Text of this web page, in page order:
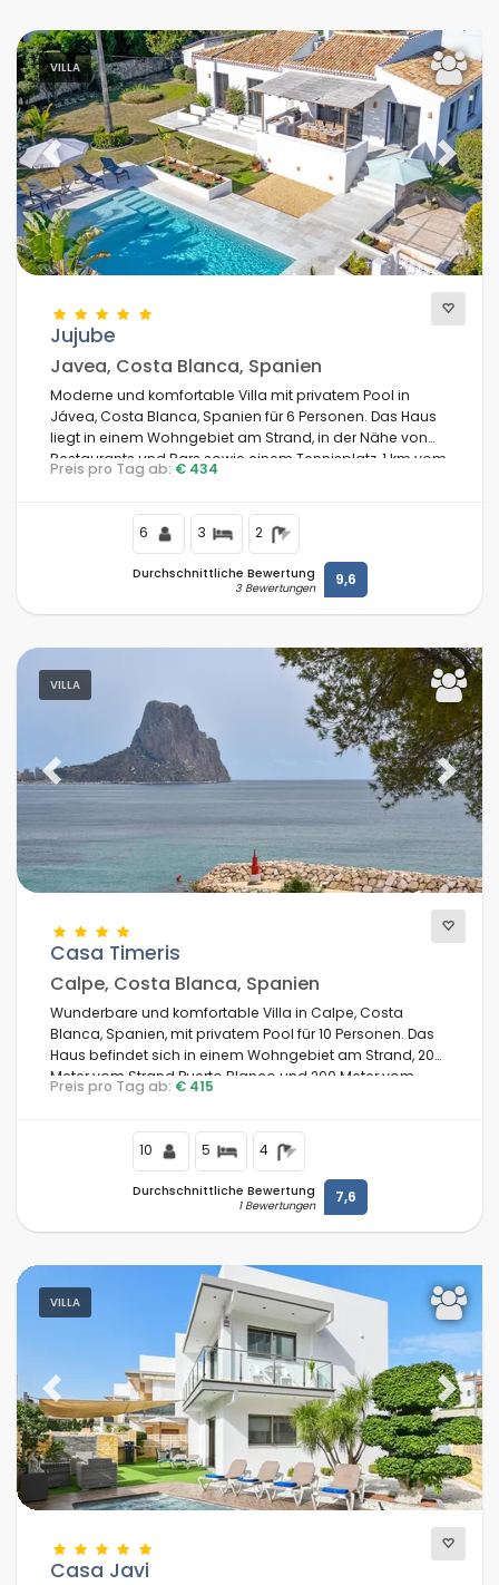
VILLA
Previous Next
Jujube
Javea, Costa Blanca, Spanien
Moderne und komfortable Villa mit privatem Pool in
Jávea, Costa Blanca, Spanien für 6 Personen. Das Haus
liegt in einem Wohngebiet am Strand, in der Nähe von
Restaurants und Bars sowie einem Tennisplatz, 1 km vom
Strand La Caleta de Dins, Jávea und 1 km vom
Preis pro Tag ab: € 434
6 3 2
Durchschnittliche Bewertung
3 Bewertungen 9,6
VILLA
Previous Next
Casa Timeris
Calpe, Costa Blanca, Spanien
Wunderbare und komfortable Villa in Calpe, Costa
Blanca, Spanien, mit privatem Pool für 10 Personen. Das
Haus befindet sich in einem Wohngebiet am Strand, 200
Meter vom Strand Puerto Blanco und 200 Meter vom
Mittelmeer entfernt.
Preis pro Tag ab: € 415
10 5 4
Durchschnittliche Bewertung
1 Bewertungen 7,6
VILLA
Previous Next
Casa Javi